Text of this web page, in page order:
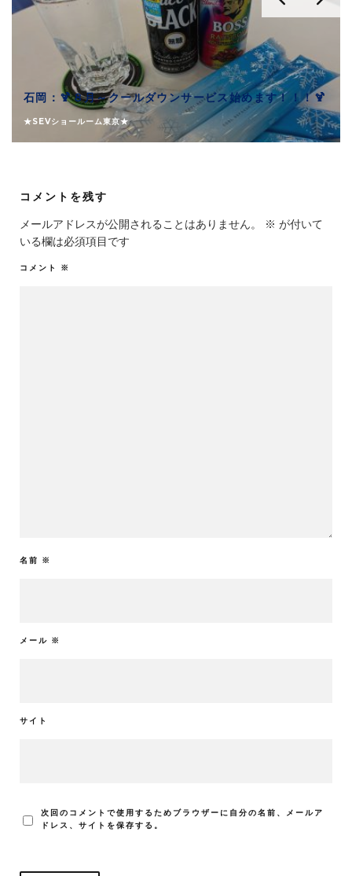
石岡：🍹８月～クールダウンサービス始めます！！！🍹
★SEVショールーム東京★
コメントを残す
メールアドレスが公開されることはありません。 ※ が付いて
いる欄は必須項目です
コメント ※
名前 ※
メール ※
サイト
次回のコメントで使用するためブラウザーに自分の名前、メールア
ドレス、サイトを保存する。